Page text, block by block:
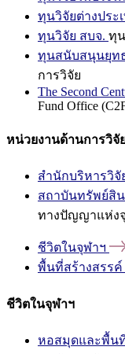
ทุนวิจัยต่างประ
ทุนวิจัย สบจ. ทุ
ทุนสนับสนุนยุท
การวิจัย
The Second
Fund Office
หน่วยงานด้านการวิจั
สำนักบริหารวิจั
สถาบันทรัพย์สิ
ทางปัญญาแห่ง
ชีวิตในจุฬาฯ
พื้นที่สร้างสรรค์
ชีวิตในจุฬาฯ
หอสมุดและพื้น